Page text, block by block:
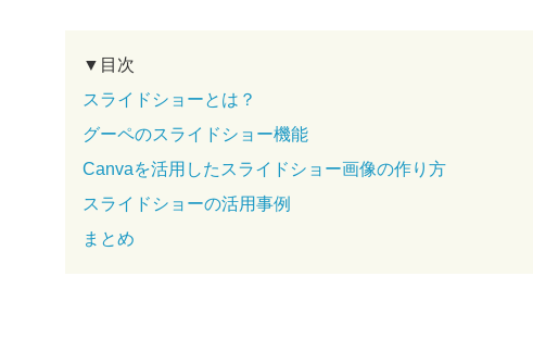
▼目次
スライドショーとは？
グーペのスライドショー機能
Canvaを活用したスライドショー画像の作り方
スライドショーの活用事例
まとめ